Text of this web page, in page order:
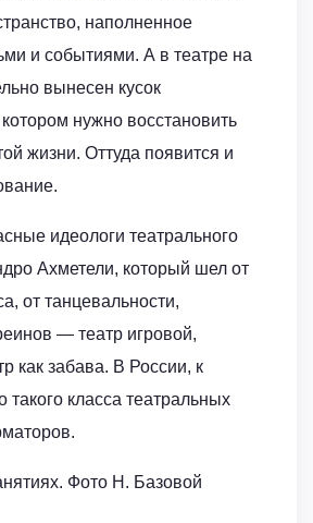
наполненное
и событиями. А в театре на
вынесен кусок
нужно восстановить
жизни. Оттуда появится и
идеологи театрального
Ахметели, который шел от
от танцевальности,
— театр игровой,
как забава. В России, к
такого класса театральных
Фото Н. Базовой